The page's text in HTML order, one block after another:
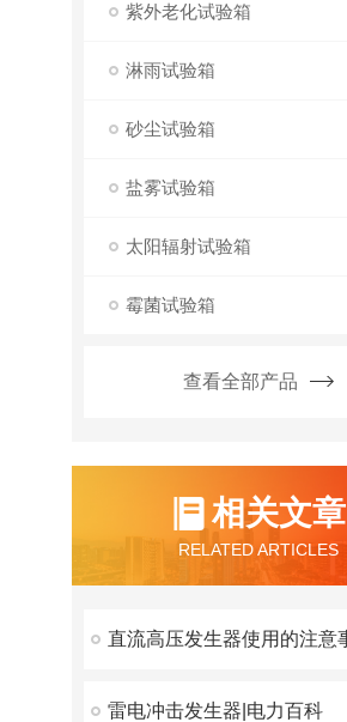
紫外老化试验箱
淋雨试验箱
砂尘试验箱
盐雾试验箱
太阳辐射试验箱
霉菌试验箱
查看全部产品
相关文章
RELATED ARTICLES
雷电冲击发生器|电力百科